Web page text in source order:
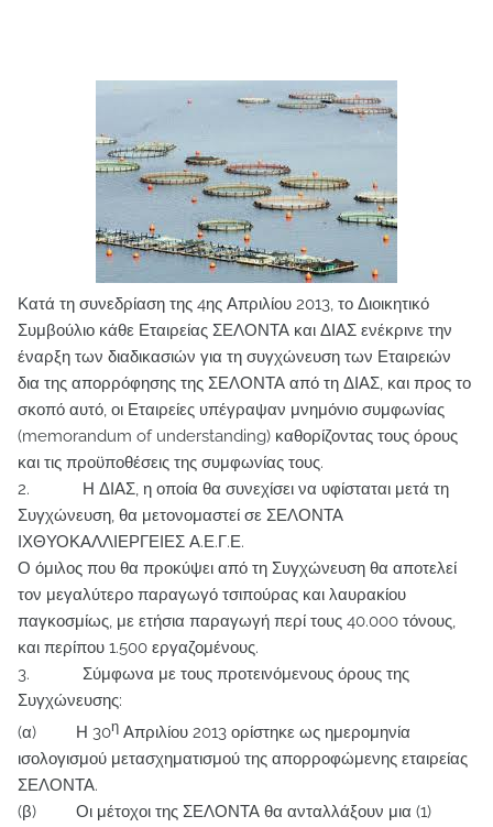
Κατά τη συνεδρίαση της 4ης Απριλίου 2013, το Διοικητικό
Συμβούλιο κάθε Εταιρείας ΣΕΛΟΝΤΑ και ΔΙΑΣ ενέκρινε την
έναρξη των διαδικασιών για τη συγχώνευση των Εταιρειών
δια της απορρόφησης της ΣΕΛΟΝΤΑ από τη ΔΙΑΣ, και προς το
σκοπό αυτό, οι Εταιρείες υπέγραψαν μνημόνιο συμφωνίας
(memorandum of understanding) καθορίζοντας τους όρους
και τις προϋποθέσεις της συμφωνίας τους.
2. Η ΔΙΑΣ, η οποία θα συνεχίσει να υφίσταται μετά τη
Συγχώνευση, θα μετονομαστεί σε ΣΕΛΟΝΤΑ
ΙΧΘΥΟΚΑΛΛΙΕΡΓΕΙΕΣ Α.Ε.Γ.Ε.
Ο όμιλος που θα προκύψει από τη Συγχώνευση θα αποτελεί
τον μεγαλύτερο παραγωγό τσιπούρας και λαυρακίου
παγκοσμίως, με ετήσια παραγωγή περί τους 40.000 τόνους,
και περίπου 1.500 εργαζομένους.
3. Σύμφωνα με τους προτεινόμενους όρους της
Συγχώνευσης:
(α) Η 30η Απριλίου 2013 ορίστηκε ως ημερομηνία
ισολογισμού μετασχηματισμού της απορροφώμενης εταιρείας
ΣΕΛΟΝΤΑ.
(β) Οι μέτοχοι της ΣΕΛΟΝΤΑ θα ανταλλάξουν μια (1)